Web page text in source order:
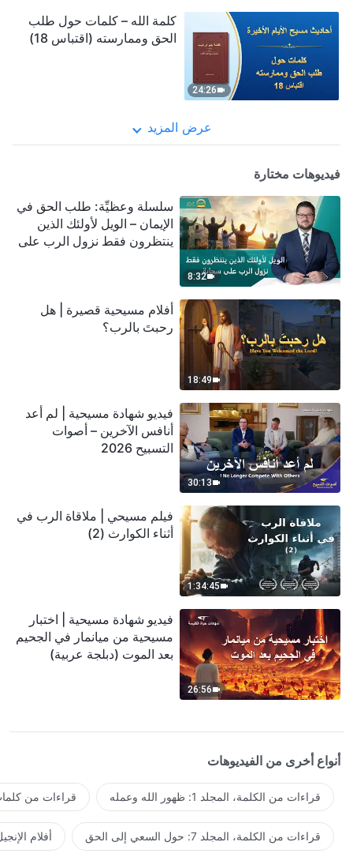
24:26
كلمة الله – كلمات حول طلب
الحق وممارسته (اقتباس 18)
عرض المزيد
فيديوهات مختارة
8:32
سلسلة وعظيِّة: طلب الحق في
الإيمان – الويل لأولئك الذين
ينتظرون فقط نزول الرب على
18:49
أفلام مسيحية قصيرة | هل
رحبتَ بالرب؟
30:13
فيديو شهادة مسيحية | لم أعد
أنافس الآخرين – أصوات
التسبيح 2026
1:34:45
فيلم مسيحي | ملاقاة الرب في
أثناء الكوارث (2)
26:56
فيديو شهادة مسيحية | اختبار
مسيحية من ميانمار في الجحيم
بعد الموت (دبلجة عربية)
أنواع أخرى من الفيديوهات
قراءات من الكلمة، المجلد 1: ظهور الله وعمله قراءات من
قراءات من الكلمة، المجلد 7: حول السعي إلى الحق أفلام